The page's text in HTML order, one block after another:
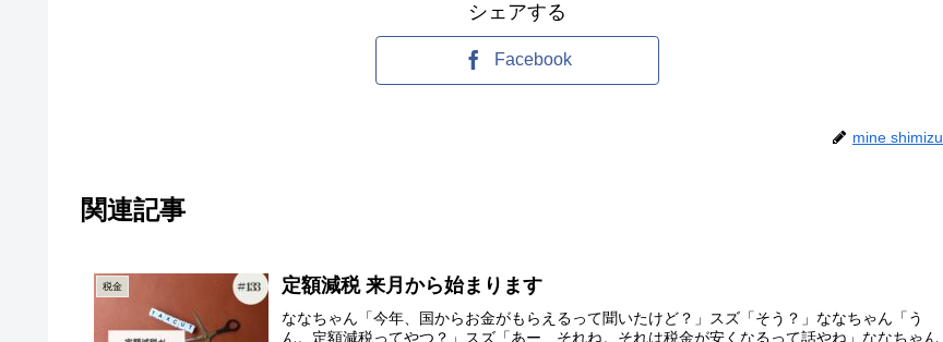
シェアする
Facebook
mine shimizu
関連記事
税金 定額減税 来月から始まります
ななちゃん「今年、国からお金がもらえるって聞いたけど？」スズ「そう？」ななちゃん「う
ん。定額減税ってやつ？」スズ「あー、それね。それは税金が安くなるって話やね」ななちゃん